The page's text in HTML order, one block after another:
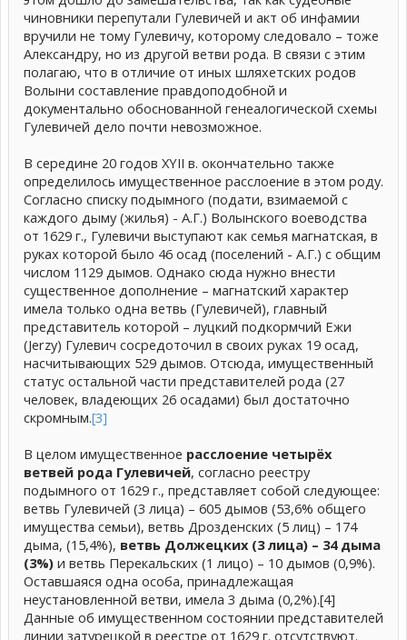
чиновники перепутали Гулевичей и акт об инфамии
вручили не тому Гулевичу, которому следовало – тоже
Александру, но из другой ветви рода. В связи с этим
полагаю, что в отличие от иных шляхетских родов
Волыни составление правдоподобной и
документально обоснованной генеалогической схемы
Гулевичей дело почти невозможное.
В середине 20 годов XYII в. окончательно также
определилось имущественное расслоение в этом роду.
Согласно списку подымного (подати, взимаемой с
каждого дыму (жилья) - А.Г.) Волынского воеводства
от 1629 г., Гулевичи выступают как семья магнатская, в
руках которой было 46 осад (поселений - А.Г.) с общим
числом 1129 дымов. Однако сюда нужно внести
существенное дополнение – магнатский характер
имела только одна ветвь (Гулевичей), главный
представитель которой – луцкий подкормчий Ежи
(Jerzy) Гулевич сосредоточил в своих руках 19 осад,
насчитывающих 529 дымов. Отсюда, имущественный
статус остальной части представителей рода (27
человек, владеющих 26 осадами) был достаточно
скромным.[3]
В целом имущественное расслоение четырёх
ветвей рода Гулевичей, согласно реестру
подымного от 1629 г., представляет собой следующее:
ветвь Гулевичей (3 лица) – 605 дымов (53,6% общего
имущества семьи), ветвь Дрозденских (5 лиц) – 174
дыма, (15,4%), ветвь Должецких (3 лица) – 34 дыма
(3%) и ветвь Перекальских (1 лицо) – 10 дымов (0,9%).
Оставшаяся одна особа, принадлежащая
неустановленной ветви, имела 3 дыма (0,2%).[4]
Данные об имущественном состоянии представителей
линии затурецкой в реестре от 1629 г. отсутствуют.